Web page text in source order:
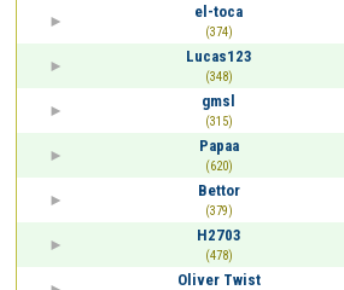
el-toca
(374)
Lucas123
(348)
gmsl
(315)
Papaa
(620)
Bettor
(379)
H2703
(478)
Oliver Twist